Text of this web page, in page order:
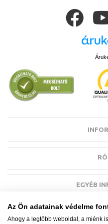
EGYÉB
Az Ön adatainak védelme
Ahogy a legtöbb weboldal, a miénk